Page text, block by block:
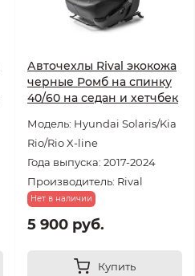
Авточехлы Rival экокожа
черные Ромб на спинку
40/60 на седан и хетчбек
Модель: Hyundai Solaris/Kia
Rio/Rio X-line
Года выпуска: 2017-2024
Производитель: Rival
Нет в наличии
5 900 руб.
Купить